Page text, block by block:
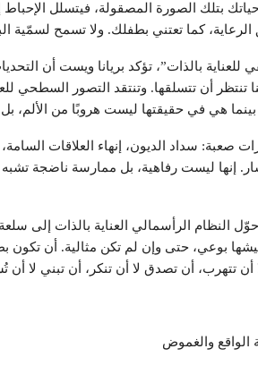
بتلك الصورة المصقولة، فيتسلل الإحباط
كما تعتني بطفلك. ولا تسمح لسمّية
للعناية بالذات”، تؤكد بريانا ويست أن
تنتظر أن تتسلقها. وتنتقد التصور السطحي
بينما هي في حقيقتها ليست هروبًا من الألم،
صعبة: سداد الديون، إنهاء العلاقات
إنها ليست رفاهية، بل ممارسة ناضجة تشبه
الرأسمالي العناية بالذات إلى سلعة
بوعي، حتى وإن لم تكن مثالية. أن تكون
أن تتهرب، أن تصدق لا أن تنكر، أن تبني لا أن
الواقع والغموض